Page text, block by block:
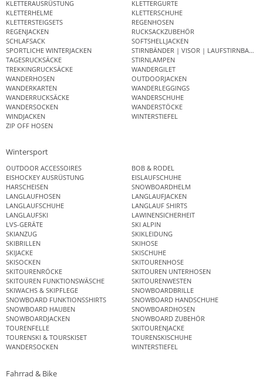
KLETTERAUSRÜSTUNG
KLETTERGURTE
KLETTERHELME
KLETTERSCHUHE
KLETTERSTEIGSETS
REGENHOSEN
REGENJACKEN
RUCKSACKZUBEHÖR
SCHLAFSACK
SOFTSHELLJACKEN
SPORTLICHE WINTERJACKEN
STIRNBÄNDER | VISOR | LAUFSTIRNBAND
TAGESRUCKSÄCKE
STIRNLAMPEN
TREKKINGRUCKSÄCKE
WANDERGILET
WANDERHOSEN
OUTDOORJACKEN
WANDERKARTEN
WANDERLEGGINGS
WANDERRUCKSÄCKE
WANDERSCHUHE
WANDERSOCKEN
WANDERSTÖCKE
WINDJACKEN
WINTERSTIEFEL
ZIP OFF HOSEN
Wintersport
OUTDOOR ACCESSOIRES
BOB & RODEL
EISHOCKEY AUSRÜSTUNG
EISLAUFSCHUHE
HARSCHEISEN
SNOWBOARDHELM
LANGLAUFHOSEN
LANGLAUFJACKEN
LANGLAUFSCHUHE
LANGLAUF SHIRTS
LANGLAUFSKI
LAWINENSICHERHEIT
LVS-GERÄTE
SKI ALPIN
SKIANZUG
SKIKLEIDUNG
SKIBRILLEN
SKIHOSE
SKIJACKE
SKISCHUHE
SKISOCKEN
SKITOURENHOSE
SKITOURENRÖCKE
SKITOUREN UNTERHOSEN
SKITOUREN FUNKTIONSWÄSCHE
SKITOURENWESTEN
SKIWACHS & SKIPFLEGE
SNOWBOARDBRILLE
SNOWBOARD FUNKTIONSSHIRTS
SNOWBOARD HANDSCHUHE
SNOWBOARD HAUBEN
SNOWBOARDHOSEN
SNOWBOARDJACKEN
SNOWBOARD ZUBEHÖR
TOURENFELLE
SKITOURENJACKE
TOURENSKI & TOURSKISET
TOURENSKISCHUHE
WANDERSOCKEN
WINTERSTIEFEL
Fahrrad & Bike